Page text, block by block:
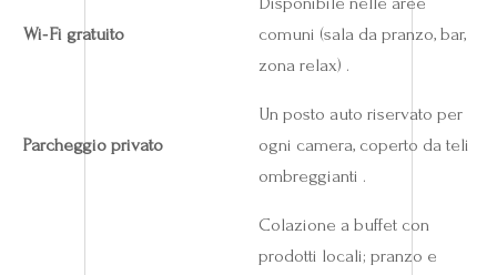
Wi‑Fi gratuito
comuni (sala da pranzo, bar,
zona relax) .
Parcheggio privato
Un posto auto riservato per
ogni camera, coperto da teli
ombreggianti .
Colazione a buffet con
prodotti locali; pranzo e